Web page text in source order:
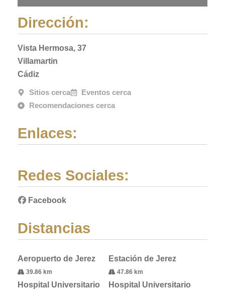
Dirección:
Vista Hermosa, 37
Villamartin
Cádiz
Sitios cerca
Eventos cerca
Recomendaciones cerca
Enlaces:
Redes Sociales:
Facebook
Distancias
Aeropuerto de Jerez
39.86 km
Estación de Jerez
47.86 km
Hospital Universitario
Hospital Universitario